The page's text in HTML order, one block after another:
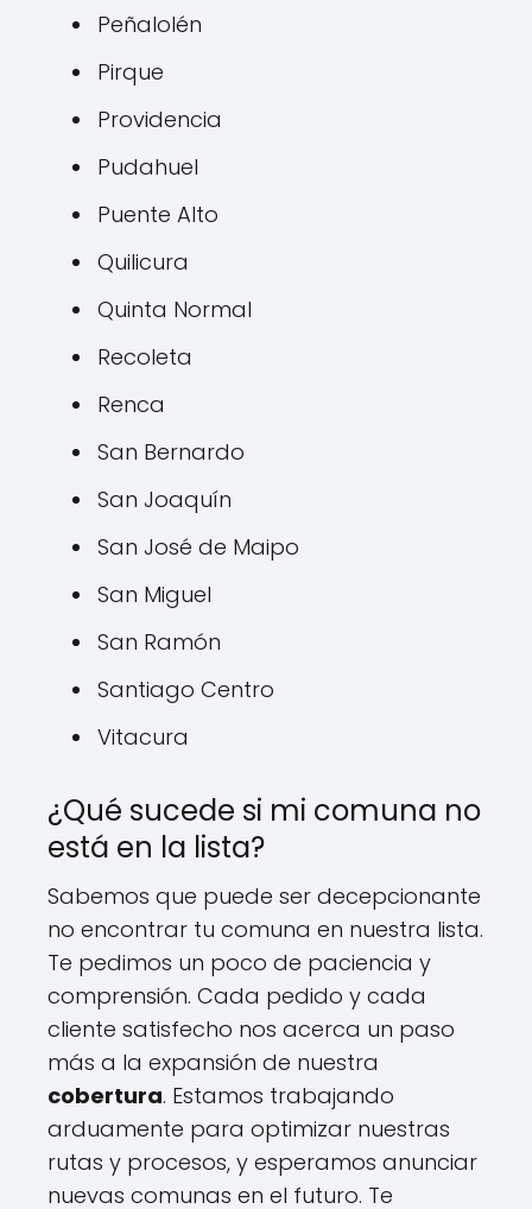
Peñalolén
Pirque
Providencia
Pudahuel
Puente Alto
Quilicura
Quinta Normal
Recoleta
Renca
San Bernardo
San Joaquín
San José de Maipo
San Miguel
San Ramón
Santiago Centro
Vitacura
¿Qué sucede si mi comuna no
está en la lista?
Sabemos que puede ser decepcionante
no encontrar tu comuna en nuestra lista.
Te pedimos un poco de paciencia y
comprensión. Cada pedido y cada
cliente satisfecho nos acerca un paso
más a la expansión de nuestra
cobertura. Estamos trabajando
arduamente para optimizar nuestras
rutas y procesos, y esperamos anunciar
nuevas comunas en el futuro. Te